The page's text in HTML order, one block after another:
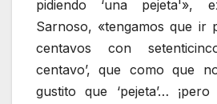
pidiendo ‘una pejeta'»,
Sarnoso, «tengamos que ir
centavos con
centavo’, que como que
gustito que ‘pejeta’…